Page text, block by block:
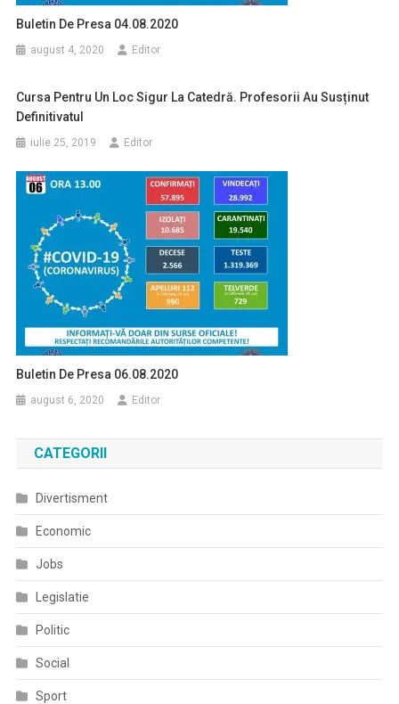
Buletin De Presa 04.08.2020
august 4, 2020 Editor
Cursa Pentru Un Loc Sigur La Catedră. Profesorii Au Susținut
Definitivatul
iulie 25, 2019 Editor
Buletin De Presa 06.08.2020
august 6, 2020 Editor
CATEGORII
Divertisment
Economic
Jobs
Legislatie
Politic
Social
Sport